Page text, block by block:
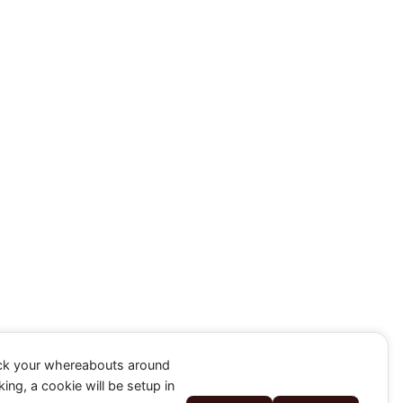
your whereabouts around
a cookie will be setup in